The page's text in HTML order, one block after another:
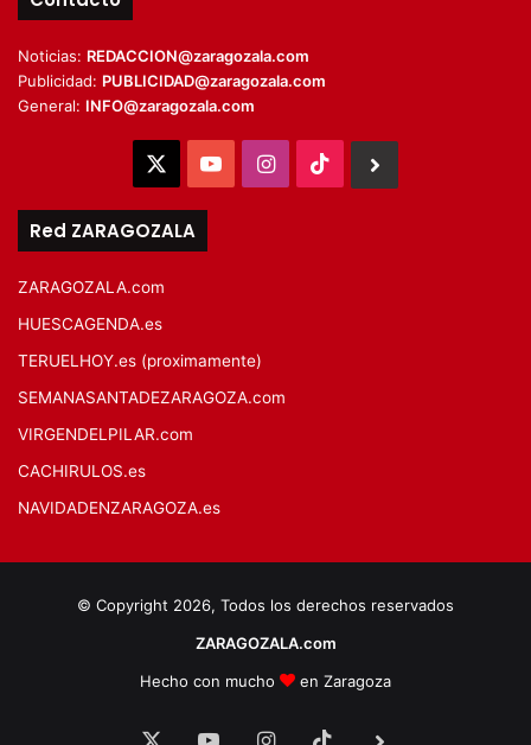
Noticias: REDACCION@zaragozala.com
Publicidad: PUBLICIDAD@zaragozala.com
General: INFO@zaragozala.com
YouTubeInstagram
TikTok
Red ZARAGOZALA
ZARAGOZALA.com
HUESCAGENDA.es
TERUELHOY.es (proximamente)
SEMANASANTADEZARAGOZA.com
VIRGENDELPILAR.com
CACHIRULOS.es
NAVIDADENZARAGOZA.es
© Copyright 2026, Todos los derechos reservados
ZARAGOZALA.com
Hecho con mucho
en Zaragoza
YouTubeInstagram
TikTok